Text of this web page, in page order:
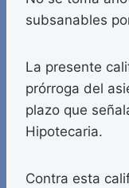
subsanables
La presente
prórroga del
plazo que
Hipotecaria.
Contra esta